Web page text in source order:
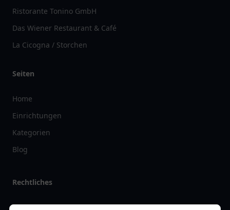
Ristorante Tonino GmbH
Das Wiener Restaurant & Café
La Cicogna / Storchen
Seiten
Home
Einrichtungen
Kategorien
Blog
Rechtliches
Impressum